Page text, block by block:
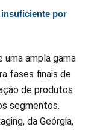
por
ampla gama
fases finais de
de produtos
segmentos.
da Geórgia,